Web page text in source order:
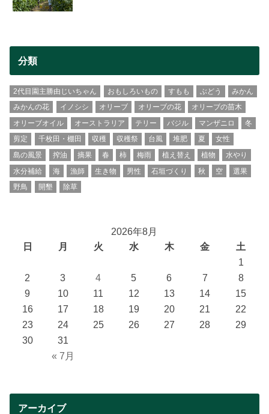
分類
2代目園主勝由じいちゃん おもしろいもの すもも ぶどう
みかん
みかんの花
イノシシ オリーブ オリーブの花
オリーブの苗木
オリーブオイル
オーストラリア テリー バジル マンザニロ
冬
剪定
千枚田・棚田 収穫 収穫祭 台風 堆肥 夏
女性
島の風景
搾油 摘果 春 柿 梅雨 植え替え 植物
水やり
水分補給
海 漁師 生き物 男性 石垣づくり 秋 空
選果
野鳥
開墾 除草
2026年8月
日
月 火 水 木 金 土
« 7月
1
2
3 4 5 6 7
8
9
10 11 12 13 14
15
16
17 18 19 20 21
22
23
24 25 26 27 28
29
30
31
アーカイブ